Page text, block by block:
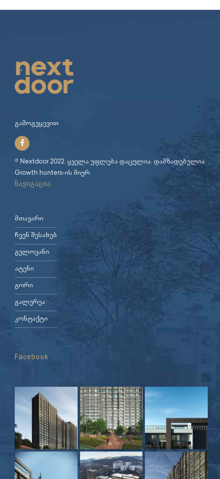
გამოგვყევით
© Nextdoor 2022. ყველა უფლება დაცულია. დამზადებულია
Growth hunters-ის მიერ
ნავიგაცია
მთავარი
ჩვენ შესახებ
გელოვანი
ატენი
გორი
გალერეა
კონტაქტი
Facebook